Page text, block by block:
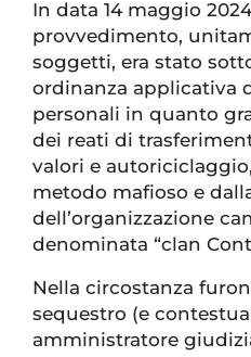
In data 14 maggio
provvedimento,
soggetti, era stato
ordinanza applicativa
personali in quanto
dei reati di
valori e
metodo mafioso e
dell’organizzazione
denominata “clan
Nella circostanza
sequestro (e
amministratore